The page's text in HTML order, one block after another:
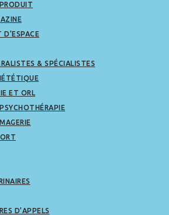
& SPÉCIALISTES
ET ORL
D’APPELS